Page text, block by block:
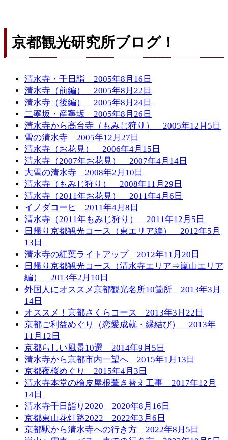
京都観光研究所ブログ！
清水寺・千日詣 2005年8月16日
清水寺（前編） 2005年8月22日
清水寺（後編） 2005年8月24日
二寧坂・産寧坂 2005年8月26日
清水寺から高台寺（もみじ狩り） 2005年12月5日
雪の清水寺 2005年12月27日
清水寺（お花見） 2006年4月15日
清水寺（2007年お花見） 2007年4月14日
大雪の清水寺 2008年2月10日
清水寺（もみじ狩り） 2008年11月29日
清水寺（2011年お花見） 2011年4月6日
イノダコーヒ 2011年4月8日
清水寺（2011年もみじ狩り） 2011年12月5日
日帰り京都観光コース（東エリア編） 2012年5月
13日
清水寺の紅葉ライトアップ 2012年11月20日
日帰り京都観光コース（清水寺エリア⇒嵐山エリア
編） 2013年2月10日
外国人にオススメ京都観光名所10箇所 2013年3月
14日
オススメ！京都さくらコース 2013年3月22日
京都ご利益めぐり（恋愛成就・縁結び） 2013年
11月12日
京都らしい風景10選 2014年9月5日
清水寺から京都市内一望へ 2015年1月13日
京都夜桜めぐり 2015年4月3日
清水寺本堂の檜皮屋根葺き替え工事 2017年12月
14日
清水寺千日詣り2020 2020年8月16日
京都東山花灯路2022 2022年3月6日
京都駅から清水寺への行き方 2022年8月5日